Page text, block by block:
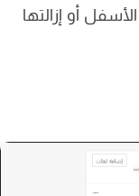
أو إزالتها